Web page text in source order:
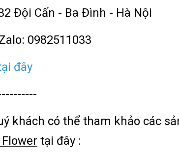
Đội Cấn - Ba Đình - Hà Nội
0982511033
đây
khách có thể tham khảo các
tại đây :